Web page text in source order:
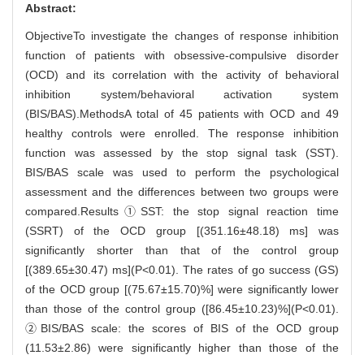
Abstract:
ObjectiveTo investigate the changes of response inhibition
function of patients with obsessive-compulsive disorder
(OCD) and its correlation with the activity of behavioral
inhibition system/behavioral activation system
(BIS/BAS).MethodsA total of 45 patients with OCD and 49
healthy controls were enrolled. The response inhibition
function was assessed by the stop signal task (SST).
BIS/BAS scale was used to perform the psychological
assessment and the differences between two groups were
compared.Results①SST: the stop signal reaction time
(SSRT) of the OCD group [(351.16±48.18) ms] was
significantly shorter than that of the control group
[(389.65±30.47) ms](P<0.01). The rates of go success (GS)
of the OCD group [(75.67±15.70)%] were significantly lower
than those of the control group ([86.45±10.23)%](P<0.01).
②BIS/BAS scale: the scores of BIS of the OCD group
(11.53±2.86) were significantly higher than those of the